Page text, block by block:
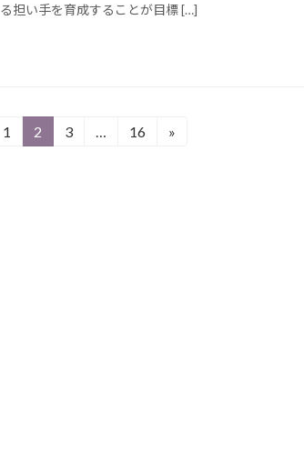
る担い手を育成することが目標 […]
固
1
固
2
固
3 …
固
16 »